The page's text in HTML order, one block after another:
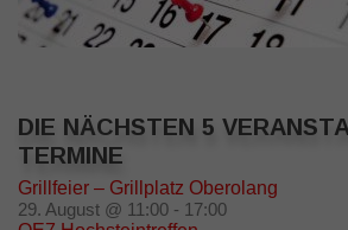
DIE NÄCHSTEN 5
TERMINE
Grillfeier – Grillplatz Oberolang
29. August @ 11:00 - 17:00